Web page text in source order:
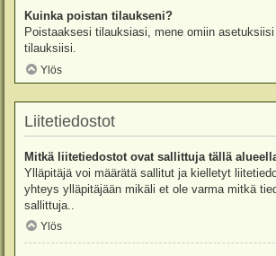
Kuinka poistan tilaukseni?
Poistaaksesi tilauksiasi, mene omiin
tilauksiisi.
Ylös
Liitetiedostot
Mitkä liitetiedostot ovat sallittuja tällä
Ylläpitäjä voi määrätä sallitut ja kielletyt
yhteys ylläpitäjään mikäli et ole varma mitkä
sallittuja..
Ylös